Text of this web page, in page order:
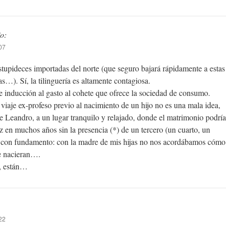
importadas del norte (que seguro bajará rápidamente a estas
Sí­, la tilinguería es altamente contagiosa.
inducción al gasto al cohete que ofrece la sociedad de consumo.
ex-profeso previo al nacimiento de un hijo no es una mala idea,
Leandro, a un lugar tranquilo y relajado, donde el matrimonio podría
en muchos años sin la presencia (*) de un tercero (un cuarto, un
fundamento: con la madre de mis hijas no nos acordábamos cómo
nacieran….
están…